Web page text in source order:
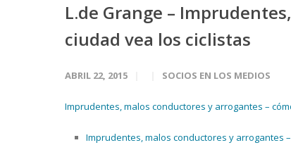
L.de Grange –
ciudad vea los ciclistas
ABRIL 22, 2015 SOCIOS EN LOS MEDIOS
Imprudentes, malos conductores y arrogantes –
Imprudentes, malos conductores y arrogantes